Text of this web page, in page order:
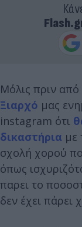
Μόλις πριν από
Ξιαρχό μας
instagram ότι
δικαστήρια με
σχολή χορού
όπως
παρει το
δεν έχει